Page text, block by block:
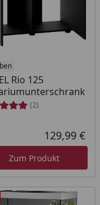
Preis
Rio 125
(2)
129,99 €
Zum Produkt